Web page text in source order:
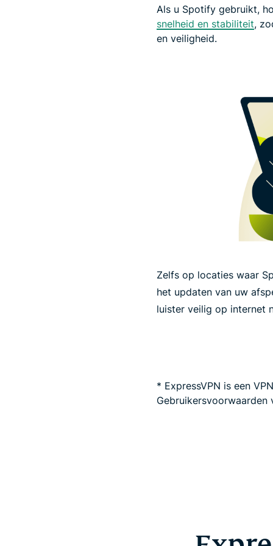
Als u Spotify gebruikt,
snelheid en stabiliteit,
en veiligheid.
Zelfs op locaties waar
het updaten van uw
luister veilig op internet
* ExpressVPN is een
Gebruikersvoorwaarden